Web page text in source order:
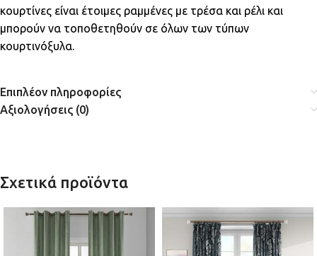
κουρτίνες είναι έτοιμες ραμμένες με τρέσα και ρέλι και
μπορούν να τοποθετηθούν σε όλων των τύπων
κουρτινόξυλα.
Επιπλέον πληροφορίες
Αξιολογήσεις (0)
Σχετικά προϊόντα